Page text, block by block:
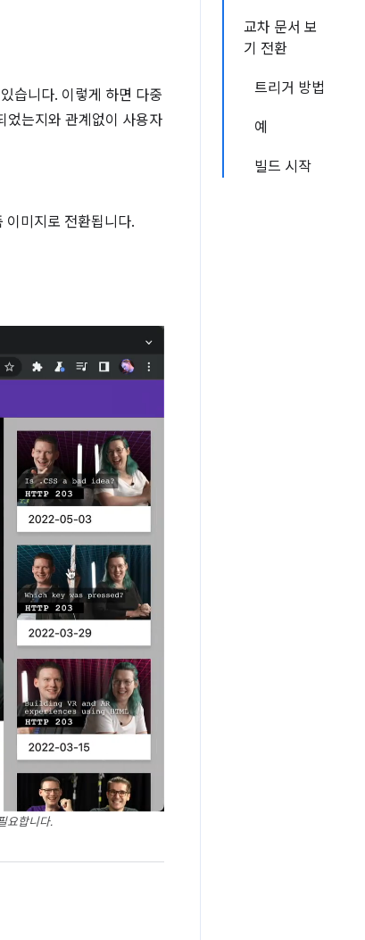
교차 문서 보
기 전환
트리거 방법
예
빌드 시작
습니다. 이렇게 하면 다중
었는지와 관계없이 사용자
이미지로 전환됩니다.
요합니다.